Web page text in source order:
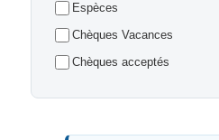
Espèces
Chèques Vacances
Chèques acceptés